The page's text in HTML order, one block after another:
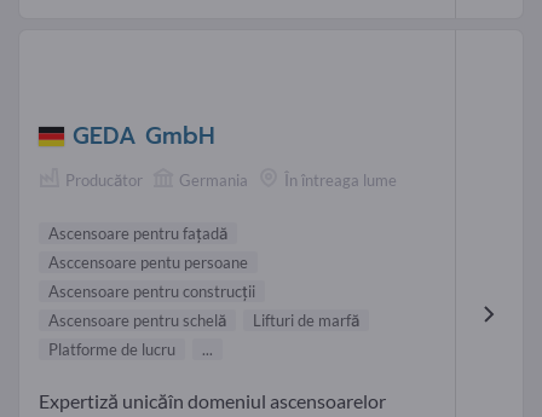
GEDA GmbH
Producător Germania În întreaga lume
Ascensoare pentru faţadă
Asccensoare pentu persoane
Ascensoare pentru construcţii
Ascensoare pentru schelă
Lifturi de marfă
Platforme de lucru
...
Expertiză unicăîn domeniul ascensoarelor